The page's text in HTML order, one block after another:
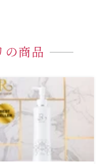
の商品